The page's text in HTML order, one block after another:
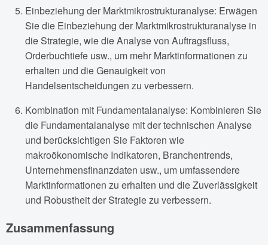
Einbeziehung der Marktmikrostrukturanalyse: Erwägen
Sie die Einbeziehung der Marktmikrostrukturanalyse in
die Strategie, wie die Analyse von Auftragsfluss,
Orderbuchtiefe usw., um mehr Marktinformationen zu
erhalten und die Genauigkeit von
Handelsentscheidungen zu verbessern.
Kombination mit Fundamentalanalyse: Kombinieren Sie
die Fundamentalanalyse mit der technischen Analyse
und berücksichtigen Sie Faktoren wie
makroökonomische Indikatoren, Branchentrends,
Unternehmensfinanzdaten usw., um umfassendere
Marktinformationen zu erhalten und die Zuverlässigkeit
und Robustheit der Strategie zu verbessern.
Zusammenfassung